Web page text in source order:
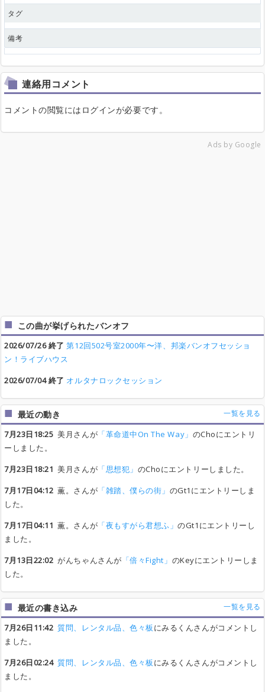
タグ
備考
連絡用コメント
コメントの閲覧にはログインが必要です。
Ads by Google
この曲が挙げられたバンオフ
2026/07/26 終了 第12回502号室2000年〜洋、邦楽バンオフセッショ
ン！ライブハウス
2026/07/04 終了 オルタナロックセッション
最近の動き 一覧を見る
7月23日18:25 美月さんが 「革命道中On The Way」 のChoにエントリ
ーしました。
7月23日18:21 美月さんが 「思想犯」 のChoにエントリーしました。
7月17日04:12 薫。さんが 「雑踏、僕らの街」 のGt1にエントリーしま
した。
7月17日04:11 薫。さんが 「夜もすがら君想ふ」のGt1にエントリーし
ました。
7月13日22:02 がんちゃんさんが 「倍々Fight」 のKeyにエントリーしま
した。
最近の書き込み 一覧を見る
7月26日11:42 質問、レンタル品、色々板にみるくんさんがコメントし
ました。
7月26日02:24 質問、レンタル品、色々板にみるくんさんがコメントし
ました。